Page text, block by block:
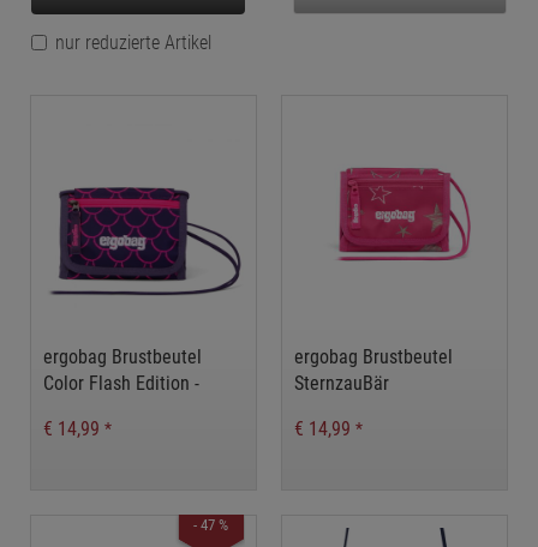
nur reduzierte Artikel
ergobag Brustbeutel
Color Flash Edition -
€ 14,99 *
ergobag Brustbeutel
SternzauBär
€ 14,99 *
- 47 %